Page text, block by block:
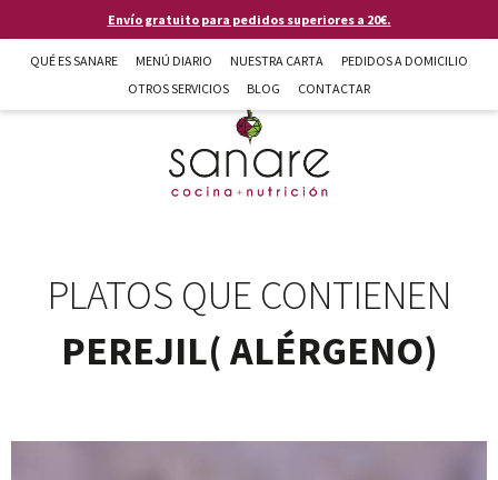
Pasar al contenido principalEnvío gratuito para pedidos superiores a 20€.
QUÉ ES SANARE MENÚ DIARIO NUESTRA CARTA
PEDIDOS A DOMICILIO
OTROS SERVICIOS
BLOG CONTACTAR
Sanare cocina + nutrición en Almería
PLATOS QUE CONTIENEN
PEREJIL( ALÉRGENO)